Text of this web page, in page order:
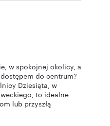
w spokojnej okolicy, a
do centrum?
Dziesiąta, w
to idealne
lub przyszłą